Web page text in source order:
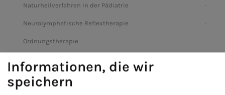
Naturheilverfahren in der Pädiatrie
Neurolymphatische Reflextherapie
Ordnungstherapie
Psychische Erste Hilfe für Kinder und Jugendliche
Informationen, die wir
speichern